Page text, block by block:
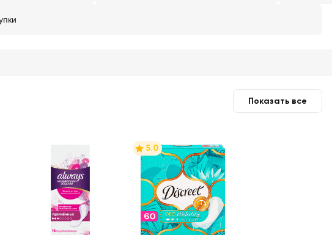
Показать все
5.0